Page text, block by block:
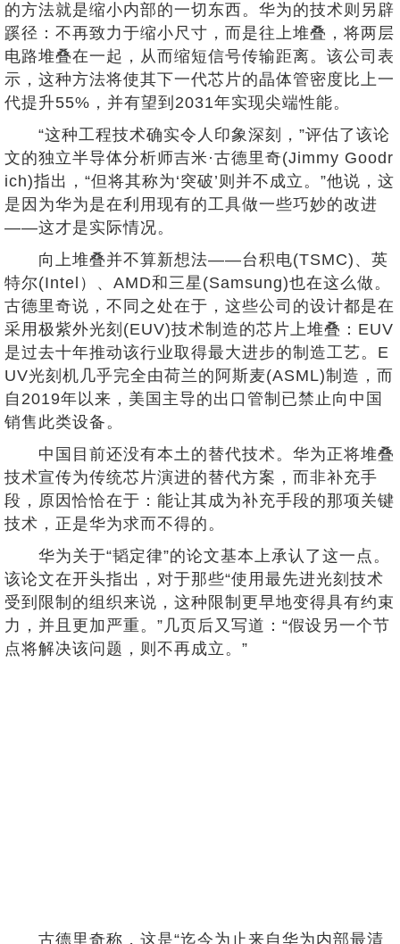
的方法就是缩小内部的一切东西。华为的技术则另辟
蹊径：不再致力于缩小尺寸，而是往上堆叠，将两层
电路堆叠在一起，从而缩短信号传输距离。该公司表
示，这种方法将使其下一代芯片的晶体管密度比上一
代提升55%，并有望到2031年实现尖端性能。
“这种工程技术确实令人印象深刻，”评估了该论
文的独立半导体分析师吉米·古德里奇(Jimmy Goodr
ich)指出，“但将其称为‘突破’则并不成立。”他说，这
是因为华为是在利用现有的工具做一些巧妙的改进
——这才是实际情况。
向上堆叠并不算新想法——台积电(TSMC)、英
特尔(Intel）、AMD和三星(Samsung)也在这么做。
古德里奇说，不同之处在于，这些公司的设计都是在
采用极紫外光刻(EUV)技术制造的芯片上堆叠：EUV
是过去十年推动该行业取得最大进步的制造工艺。E
UV光刻机几乎完全由荷兰的阿斯麦(ASML)制造，而
自2019年以来，美国主导的出口管制已禁止向中国
销售此类设备。
中国目前还没有本土的替代技术。华为正将堆叠
技术宣传为传统芯片演进的替代方案，而非补充手
段，原因恰恰在于：能让其成为补充手段的那项关键
技术，正是华为求而不得的。
华为关于“韬定律”的论文基本上承认了这一点。
该论文在开头指出，对于那些“使用最先进光刻技术
受到限制的组织来说，这种限制更早地变得具有约束
力，并且更加严重。”几页后又写道：“假设另一个节
点将解决该问题，则不再成立。”
古德里奇称，这是“迄今为止来自华为内部最清